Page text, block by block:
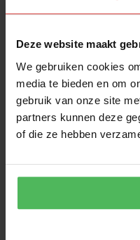
Deze website maakt
We gebruiken cookies
media te bieden en om
gebruik van onze site
partners kunnen deze
of die ze hebben